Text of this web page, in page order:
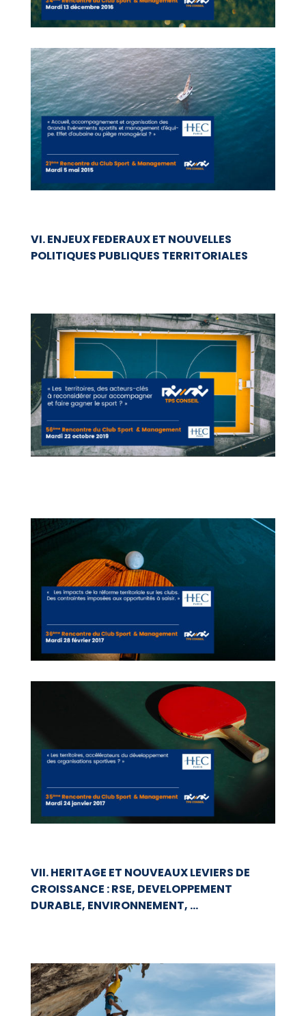
VI. ENJEUX FEDERAUX ET NOUVELLES
POLITIQUES PUBLIQUES TERRITORIALES
VII.HERITAGE ET NOUVEAUX LEVIERS DE
CROISSANCE : RSE, DEVELOPPEMENT
DURABLE, ENVIRONNEMENT, …